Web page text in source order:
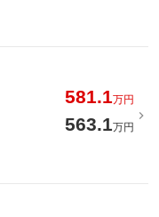
581.1万円
563.1万円